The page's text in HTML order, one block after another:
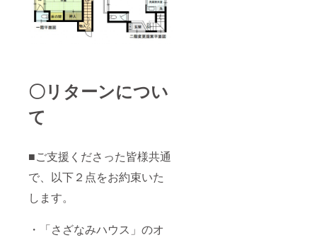
〇リターンについ
て
■ご支援くださった皆様共通
で、以下２点をお約束いた
します。
・「さざなみハウス」のオ